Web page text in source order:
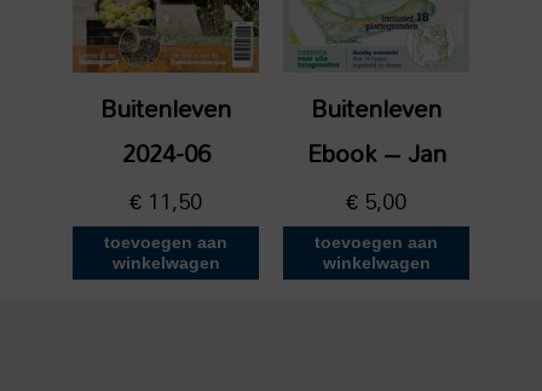
Buitenleven
2024-06
€11,50
toevoegen aan
winkelwagen
Buitenleven
Ebook – Jan
€5,00
toevoegen aan
winkelwagen